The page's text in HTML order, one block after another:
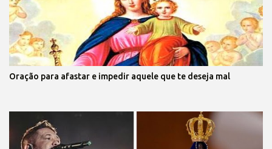
Oração para afastar e impedir aquele que te deseja mal